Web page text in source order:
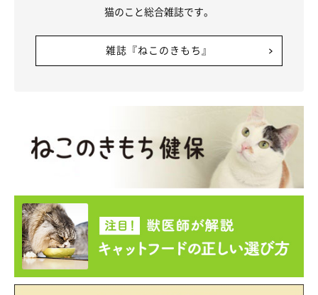
人間用に調理されたものは味や塩分が濃く、猫の健康を害するお
それがあるので絶対に与えてはいけません。また素材のまま与え
出典／「ねこのきもち」2016年4月号『春の食べ物、もしも与え
文／higarina
※写真はスマホアプリ「まいにちのいぬ・ねこのきもち」で投稿
※記事と写真に関連性はありませんので予めご了承ください。
猫のこと総合雑誌です。
雑誌『ねこのきもち』